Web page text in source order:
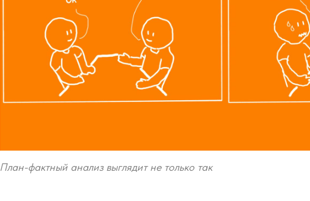
План-фактный анализ выглядит не только так